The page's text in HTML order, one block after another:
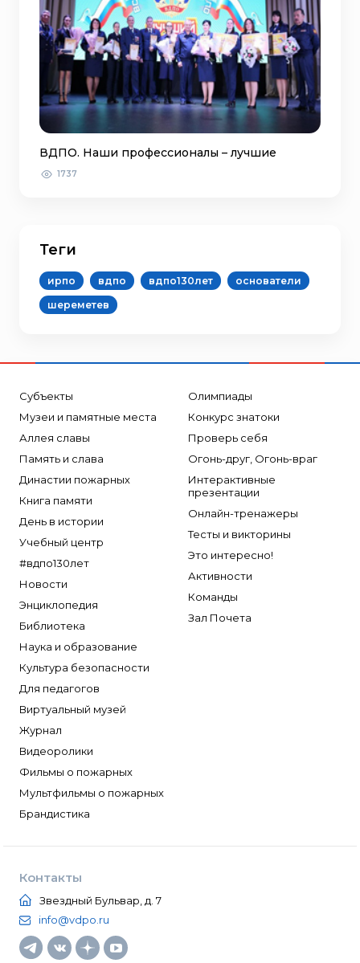
ВДПО. Наши профессионалы – лучшие
1737
Теги
ирпо вдпо вдпо130лет
основатели
шереметев
Субъекты
Музеи и памятные места
Аллея славы
Память и слава
Династии пожарных
Книга памяти
День в истории
Учебный центр
#вдпо130лет
Новости
Энциклопедия
Библиотека
Наука и образование
Культура безопасности
Для педагогов
Виртуальный музей
Журнал
Видеоролики
Фильмы о пожарных
Мультфильмы о пожарных
Брандистика
Олимпиады
Конкурс знатоки
Проверь себя
Огонь-друг, Огонь-враг
Интерактивные
презентации
Онлайн-тренажеры
Тесты и викторины
Это интересно!
Активности
Команды
Зал Почета
Контакты
Звездный Бульвар, д. 7
info@vdpo.ru